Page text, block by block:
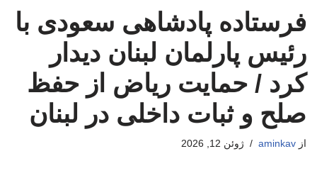
فرستاده پادشاهی سعودی با
رئیس پارلمان لبنان دیدار
کرد / حمایت ریاض از حفظ
صلح و ثبات داخلی در لبنان
از aminkav ژوئن 12, 2026